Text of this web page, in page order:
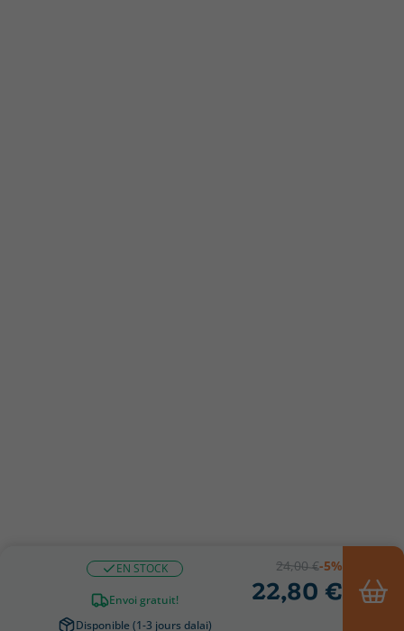
EN STOCK
Envoi gratuit!
Disponible (1-3 jours dalai)
24,00 €-5%
22,80 €